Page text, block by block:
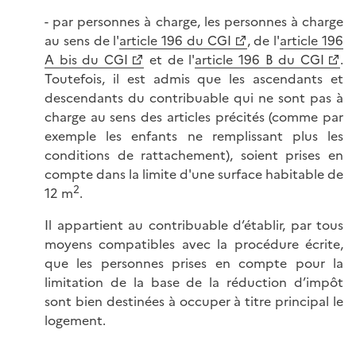
- par personnes à charge, les personnes à charge
au sens de l'article 196 du CGI , de l'article 196
A bis du CGI
et de l'article 196 B du CGI
.
Toutefois, il est admis que les ascendants et
descendants du contribuable qui ne sont pas à
charge au sens des articles précités (comme par
exemple les enfants ne remplissant plus les
conditions de rattachement), soient prises en
compte dans la limite d'une surface habitable de
12 m2.
Il appartient au contribuable d’établir, par tous
moyens compatibles avec la procédure écrite,
que les personnes prises en compte pour la
limitation de la base de la réduction d’impôt
sont bien destinées à occuper à titre principal le
logement.